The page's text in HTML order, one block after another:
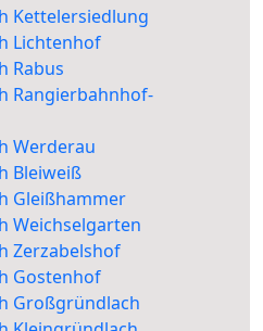
Kettelersiedlung
Lichtenhof
Rabus
Rangierbahnhof-
Werderau
Bleiweiß
Gleißhammer
Weichselgarten
Zerzabelshof
Gostenhof
Großgründlach